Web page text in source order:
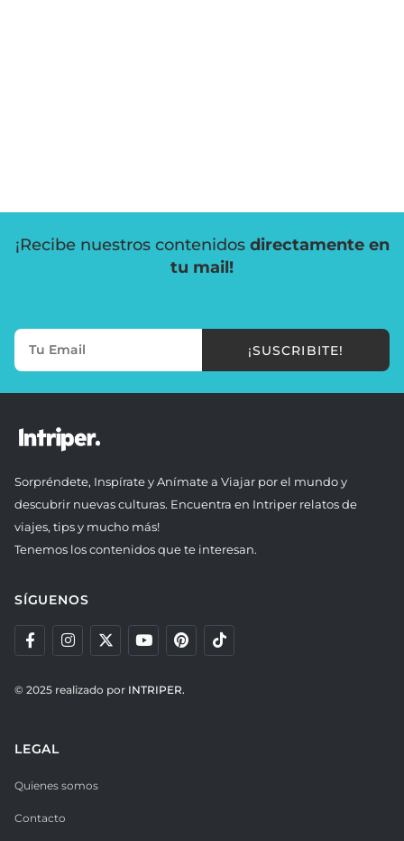
¡Recibe nuestros contenidos directamente en
tu mail!
¡SUSCRIBITE!
Sorpréndete, Inspírate y Anímate a Viajar por el mundo y
descubrir nuevas culturas. Encuentra en Intriper relatos de
viajes, tips y mucho más!
Tenemos los contenidos que te interesan.
SÍGUENOS
© 2025 realizado por INTRIPER.
LEGAL
Quienes somos
Contacto